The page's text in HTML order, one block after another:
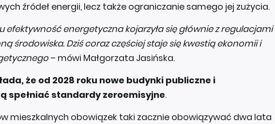
źródeł energii, lecz także ograniczanie samego jej zużycia.
efektywność energetyczna kojarzyła się głównie z regulacjami
środowiska. Dziś coraz częściej staje się kwestią ekonomii i
– mówi Małgorzata Jasińska.
że od 2028 roku nowe budynki publiczne i
spełniać standardy zeroemisyjne.
mieszkalnych obowiązek taki zacznie obowiązywać dwa lata